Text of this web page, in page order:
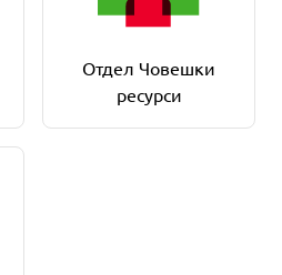
Отдел Човешки
ресурси